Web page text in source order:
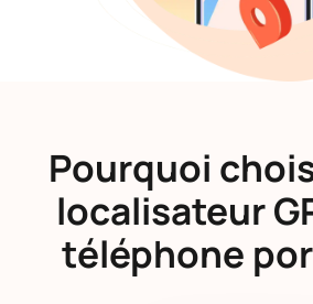
Pourquoi
localisateur
téléphone